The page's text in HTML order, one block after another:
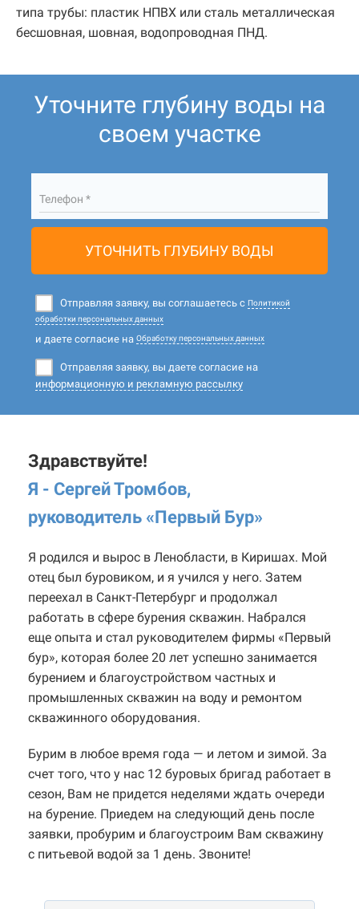
типа трубы: пластик НПВХ или сталь металлическая
бесшовная, шовная, водопроводная ПНД.
Уточните глубину воды на
своем участке
Телефон *
УТОЧНИТЬ ГЛУБИНУ ВОДЫ
Отправляя заявку, вы соглашаетесь с Политикой
обработки персональных данных
и даете согласие на Обработку персональных данных
Отправляя заявку, вы даете согласие на
информационную и рекламную рассылку
Здравствуйте!
Я - Сергей Тромбов,
руководитель «Первый Бур»
Я родился и вырос в Ленобласти, в Киришах. Мой
отец был буровиком, и я учился у него. Затем
переехал в Санкт-Петербург и продолжал
работать в сфере бурения скважин. Набрался
еще опыта и стал руководителем фирмы «Первый
бур», которая более 20 лет успешно занимается
бурением и благоустройством частных и
промышленных скважин на воду и ремонтом
скважинного оборудования.
Бурим в любое время года — и летом и зимой. За
счет того, что у нас 12 буровых бригад работает в
сезон, Вам не придется неделями ждать очереди
на бурение. Приедем на следующий день после
заявки, пробурим и благоустроим Вам скважину
с питьевой водой за 1 день. Звоните!